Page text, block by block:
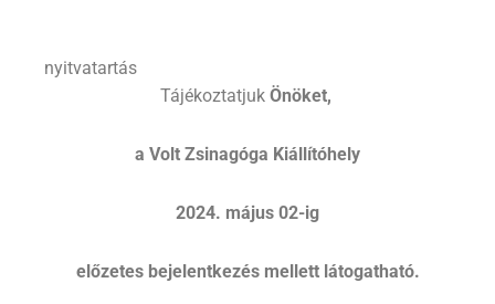
nyitvatartás
TájékoztatjukÖnöket,
a Volt Zsinagóga Kiállítóhely
2024. május 02-ig
előzetes bejelentkezés mellett látogatható.